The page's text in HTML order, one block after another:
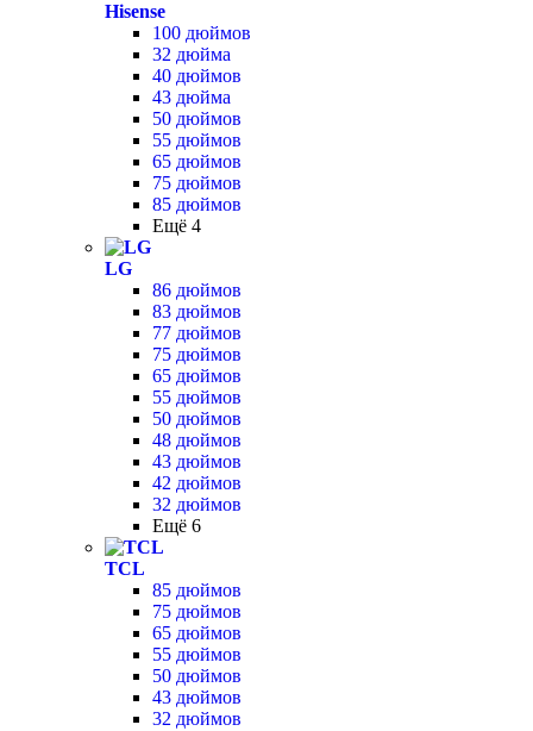
Hisense
100 дюймов
32 дюйма
40 дюймов
43 дюйма
50 дюймов
55 дюймов
65 дюймов
75 дюймов
85 дюймов
Ещё 4
LG
86 дюймов
83 дюймов
77 дюймов
75 дюймов
65 дюймов
55 дюймов
50 дюймов
48 дюймов
43 дюймов
42 дюймов
32 дюймов
Ещё 6
TCL
85 дюймов
75 дюймов
65 дюймов
55 дюймов
50 дюймов
43 дюймов
32 дюймов